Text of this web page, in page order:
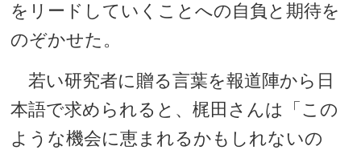
をリードしていくことへの自負と期待を
のぞかせた。
若い研究者に贈る言葉を報道陣から日
本語で求められると、梶田さんは「この
ような機会に恵まれるかもしれないの